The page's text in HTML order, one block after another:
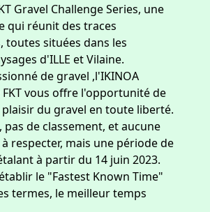
Gravel Challenge Series, une
qui réunit des traces
toutes situées dans les
d'ILLE et Vilaine.
de gravel ,l'IKINOA
FKT vous offre l'opportunité de
du gravel en toute liberté.
pas de classement, et aucune
respecter, mais une période de
à partir du 14 juin 2023.
le "Fastest Known Time"
termes, le meilleur temps